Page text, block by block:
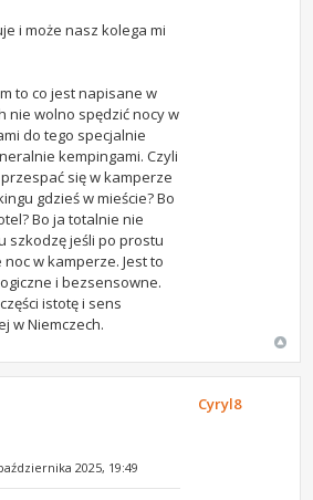
i może nasz kolega mi
to co jest napisane w
nie wolno spędzić nocy w
do tego specjalnie
kempingami. Czyli
się w kamperze
gdzieś w mieście? Bo
Bo ja totalnie nie
szkodzę jeśli po prostu
w kamperze. Jest to
i bezsensowne.
istotę i sens
w Niemczech.
2025, 19:49
Cyryl8